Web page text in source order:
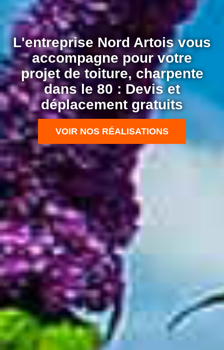
L'entreprise Nord Artois vous
accompagne pour votre
projet de toiture, charpente
dans le 80 : Devis et
déplacement gratuits
VOIR NOS RÉALISATIONS